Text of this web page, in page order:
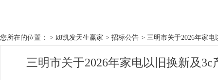
您所在的位置： > k8凯发天生赢家 > 招标公告 > 三明市关于2026年家
三明市关于2026年家电以旧换新及